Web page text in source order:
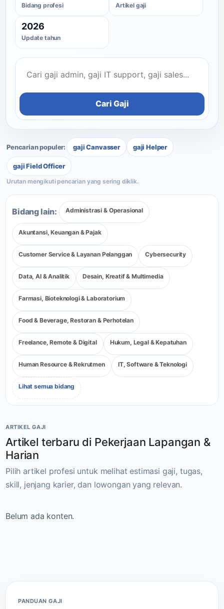
Bidang profesi Artikel gaji
2026
Update tahun
Cari Gaji
Pencarian populer: gaji Canvasser gaji Helper
gaji Field Officer
Bidang lain: Administrasi & Operasional
Akuntansi, Keuangan & Pajak
Customer Service & Layanan Pelanggan Cybersecurity
Data, AI & Analitik Desain, Kreatif & Multimedia
Farmasi, Bioteknologi & Laboratorium
Food & Beverage, Restoran & Perhotelan
Freelance, Remote & Digital Hukum, Legal & Kepatuhan
Human Resource & Rekrutmen IT, Software & Teknologi
Lihat semua bidang
ARTIKEL GAJI
Artikel terbaru di Pekerjaan Lapangan &
Harian
Pilih artikel profesi untuk melihat estimasi gaji, tugas,
skill, jenjang karier, dan lowongan yang relevan.
Belum ada konten.
PANDUAN GAJI